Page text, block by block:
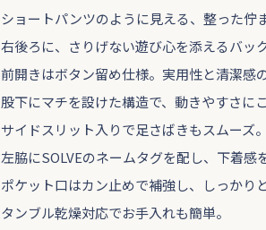
ショートパンツのように見える、整った佇
右後ろに、さりげない遊び心を添えるバッ
前開きはボタン留め仕様。実用性と清潔感
股下にマチを設けた構造で、動きやすさに
サイドスリット入りで足さばきもスムーズ
左脇にSOLVEのネームタグを配し、下着感
ポケット口はカン止めで補強し、しっかり
タンブル乾燥対応でお手入れも簡単。